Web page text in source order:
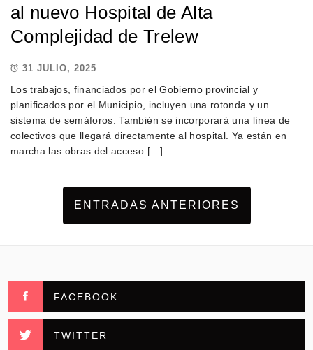
al nuevo Hospital de Alta
Complejidad de Trelew
31 JULIO, 2025
Los trabajos, financiados por el Gobierno provincial y
planificados por el Municipio, incluyen una rotonda y un
sistema de semáforos. También se incorporará una línea de
colectivos que llegará directamente al hospital. Ya están en
marcha las obras del acceso […]
ENTRADAS ANTERIORES
FACEBOOK
TWITTER